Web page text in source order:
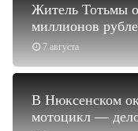
7 августа
Житель Тотьмы
миллионов
В Нюксенском
мотоцикл —